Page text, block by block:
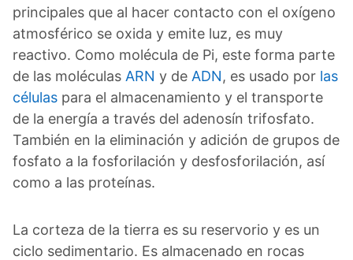
principales que al hacer contacto con el oxígeno
atmosférico se oxida y emite luz, es muy
reactivo. Como molécula de Pi, este forma parte
de las moléculas ARN y de ADN, es usado por las
células para el almacenamiento y el transporte
de la energía a través del adenosín trifosfato.
También en la eliminación y adición de grupos de
fosfato a la fosforilación y desfosforilación, así
como a las proteínas.
La corteza de la tierra es su reservorio y es un
ciclo sedimentario. Es almacenado en rocas